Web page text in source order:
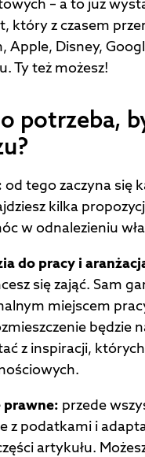
który z czasem
Apple, Disney,
Ty też możesz!
potrzeba,
od tego zaczyna się
kilka
w odnalezieniu
do pracy i
się zająć. Sam
miejscem
będzie
z inspiracji,
prawne: przede
z podatkami i
artykułu.